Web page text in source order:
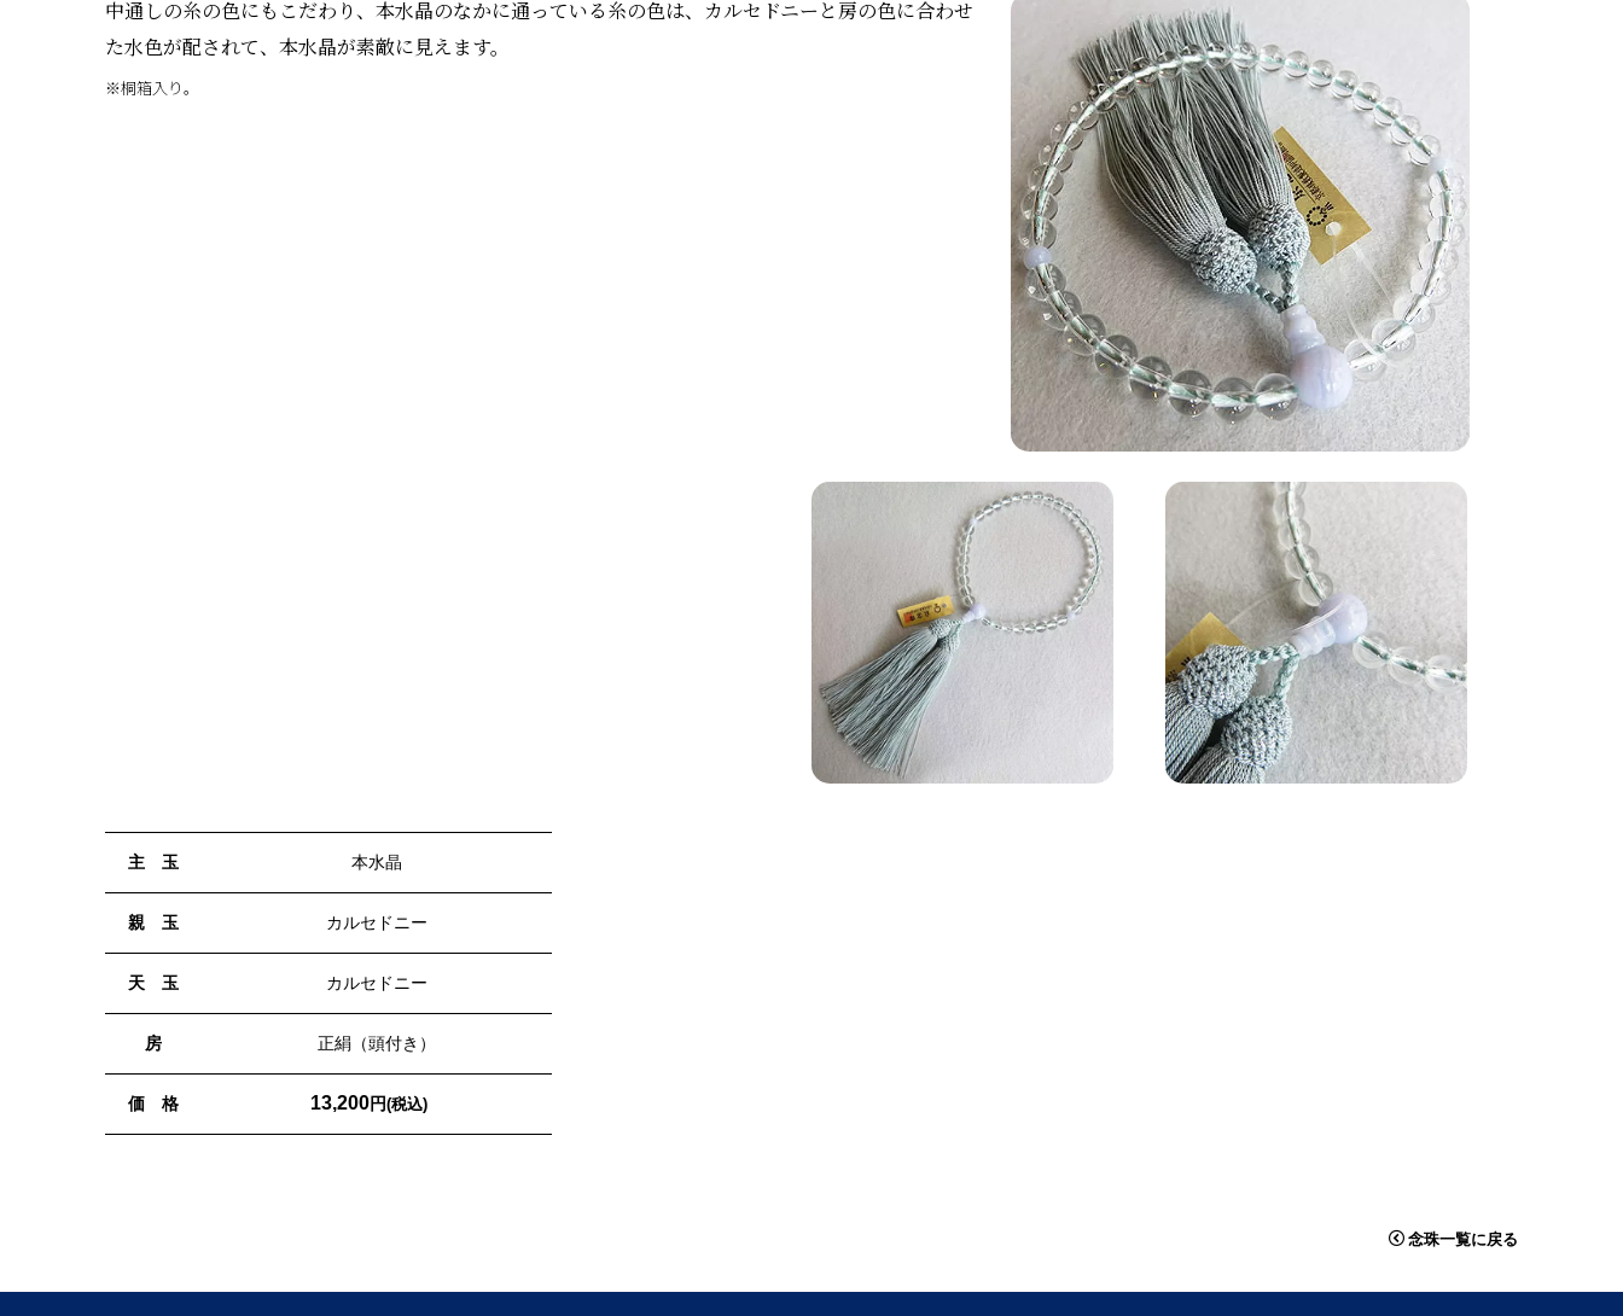
中通しの糸の色にもこだわり、本水晶のなかに通っている糸の色は、カルセドニーと房の色に合わせ
た水色が配されて、本水晶が素敵に見えます。
※桐箱入り。
主 玉 本水晶
親 玉 カルセドニー
天 玉 カルセドニー
房 正絹（頭付き）
価 格 13,200円(税込)
念珠一覧に戻る